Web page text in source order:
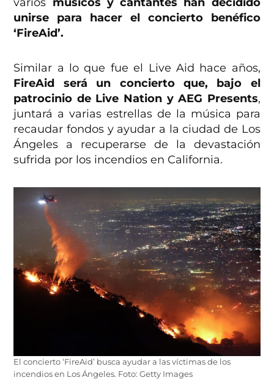
unirse para hacer el concierto benéfico
‘FireAid’.
Similar a lo que fue el Live Aid hace años,
FireAid será un concierto que, bajo el
patrocinio de Live Nation y AEG Presents,
juntará a varias estrellas de la música para
recaudar fondos y ayudar a la ciudad de Los
Ángeles a recuperarse de la devastación
sufrida por los incendios en California.
El concierto ‘FireAid’ busca ayudar a las víctimas de los
incendios en Los Ángeles. Foto: Getty Images